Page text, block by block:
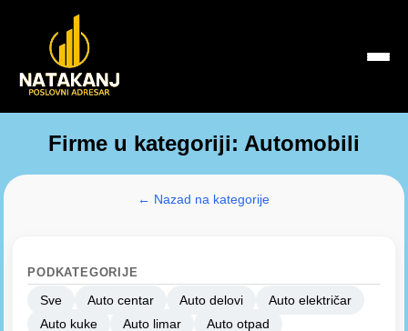
Firme u kategoriji: Automobili
← Nazad na kategorije
PODKATEGORIJE
Sve Auto centar Auto delovi
Auto električar
Auto kuke
Auto limar
Auto otpad